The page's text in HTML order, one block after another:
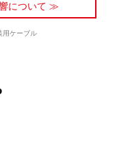
について ≫
用ケーブル